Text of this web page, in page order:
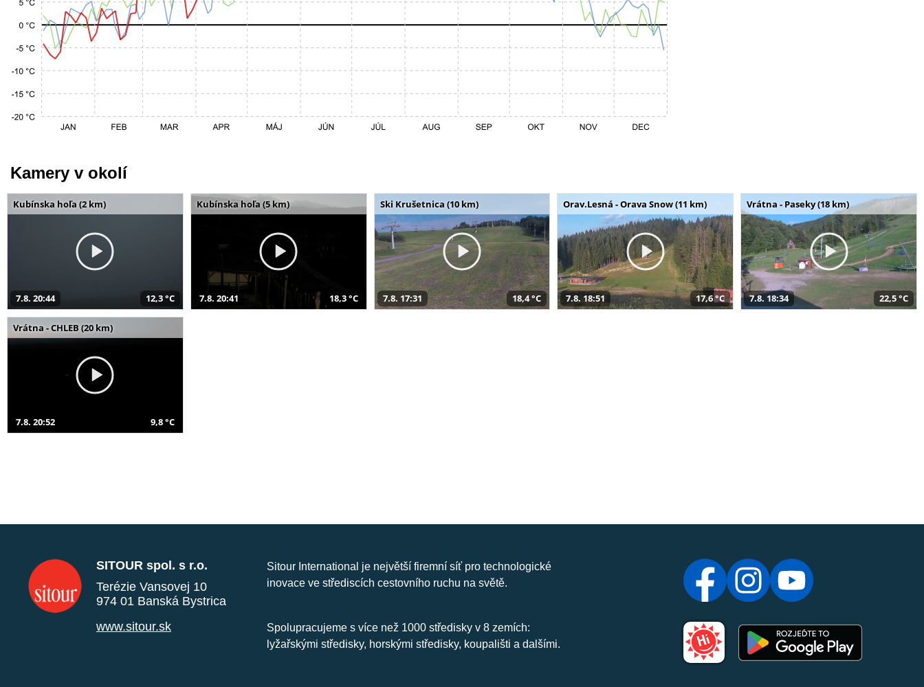
Kamery v okolí
Kubínska hoľa (2 km)
7.8. 20:44 12,3 °C
Kubínska hoľa (5 km)
7.8. 20:41 18,3 °C
Ski Krušetnica (10 km)
7.8. 17:31 18,4 °C
Orav.Lesná - Orava Snow (11 km)
7.8. 18:51 17,6 °C
Vrátna - Paseky (18 km)
7.8. 18:34 22,5 °C
Vrátna - CHLEB (20 km)
7.8. 20:52 9,8 °C
SITOUR spol. s r.o.
Terézie Vansovej 10
974 01 Banská Bystrica
www.sitour.sk
Sitour International je největší firemní síť pro technologické
inovace ve střediscích cestovního ruchu na světě.
Spolupracujeme s více než 1000 středisky v 8 zemích:
lyžařskými středisky, horskými středisky, koupališti a dalšími.